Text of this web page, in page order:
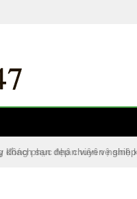
khách sạn đẹp chuyên nghiệp